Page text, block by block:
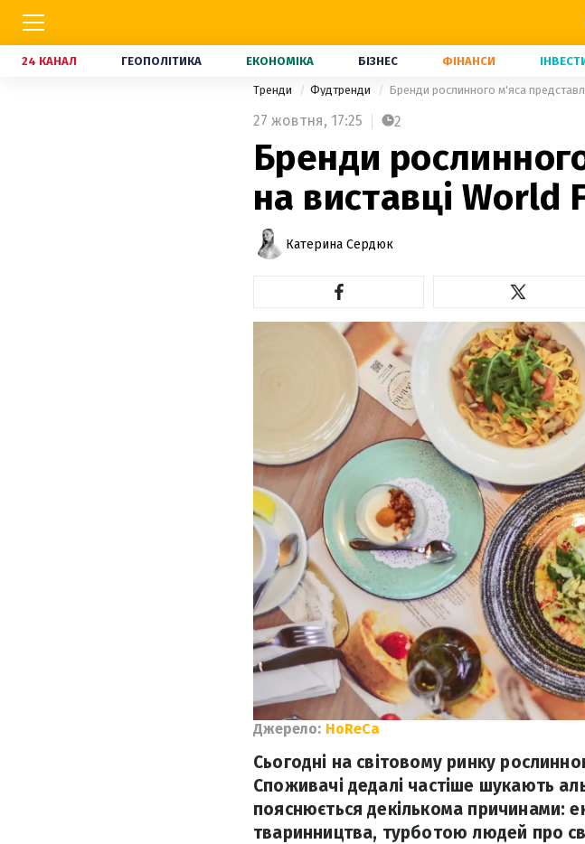
24 КАНАЛ ГЕОПОЛІТИКА ЕКОНОМІКА БІЗНЕС ФІНАНСИ
Тренди Фудтренди Бренди рослинного м'яса
27 жовтня, 17:25 2
Бренди
на виставці World
Катерина Сердюк
Джерело: HoReCa
Сьогодні на світовому ринку
Споживачі дедалі частіше шукають
пояснюється декількома причинами:
тваринництва, турботою людей про